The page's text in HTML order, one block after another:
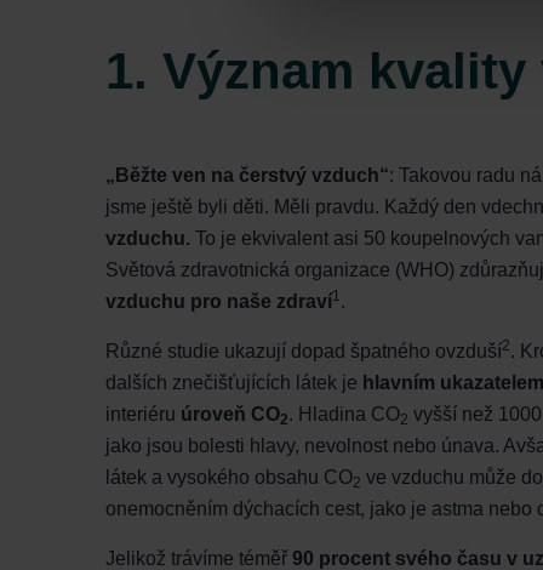
Zehnder Group AG: Data
Zehnder Group België nv/sa:
Zehnder Group Ibérica SAU:
Zehnder Group Italia S.r.l.:
Zehnder Group İç Mekan
Zehnder Group Nederland
Zehnder Group Sales
Zehnder Group Schweiz AG:
Zehnder Polska Sp. z o.o.:
Zehnder Group UK Limited:
1. Význam
„Běžte ven na čerstvý vzduch“: Takovou radu
jsme ještě byli děti. Měli pravdu. Každý den
vzduchu. To je ekvivalent asi 50 koupelnových
Světová zdravotnická organizace (WHO)
vzduchu pro naše zdraví1.
Různé studie ukazují dopad špatného ovzduší2.
dalších znečišťujících látek je hlavním ukazatelem
interiéru úroveň CO2. Hladina CO2 vyšší než
jako jsou bolesti hlavy, nevolnost nebo únava.
látek a vysokého obsahu CO2 ve vzduchu může
onemocněním dýchacích cest, jako je astma nebo
Jelikož trávíme téměř 90 procent svého času v